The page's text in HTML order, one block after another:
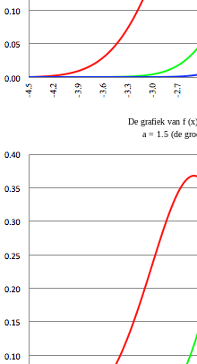
De grafiek van f
a = 1.5 (de